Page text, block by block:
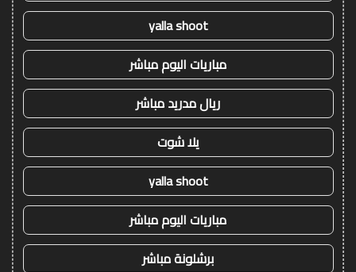
yalla shoot
مباريات اليوم مباشر
ريال مدريد مباشر
يلا شوت
yalla shoot
مباريات اليوم مباشر
برشلونة مباشر